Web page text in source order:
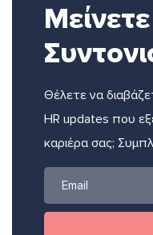
Μείνετε
Θέλετε να
HR updates που
καριέρα σας;